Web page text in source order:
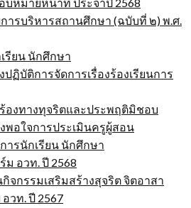
บหมายหน้าที่ ประจำปี 2568
การบริหารสถานศึกษา (ฉบับที่ ๒) พ.ศ.
รียน นักศึกษา
ปฏิบัติการจัดการเรื่องร้องเรียนการ
องทางทุจริตและประพฤติมิชอบ
พอใจการประเมินครูผู้สอน
ารนักเรียน นักศึกษา
ม อวท. ปี 2568
กิจกรรมเสริมสร้างสุจริต จิตอาสา
อวท. ปี 2567